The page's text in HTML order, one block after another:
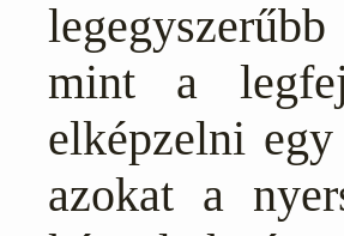
mint a
elképzelni
azokat a